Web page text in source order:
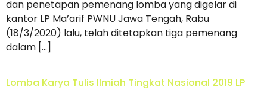
dan penetapan pemenang lomba yang digelar di
kantor LP Ma’arif PWNU Jawa Tengah, Rabu
(18/3/2020) lalu, telah ditetapkan tiga pemenang
dalam […]
Lomba Karya Tulis Ilmiah Tingkat Nasional 2019 LP